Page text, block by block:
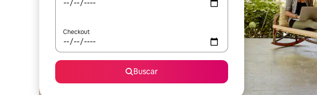
Checkout
Buscar